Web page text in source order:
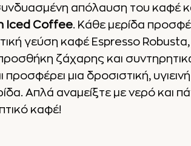
απόλαυση του καφέ
Iced Coffee. Κάθε μερίδα
γεύση καφέ Espresso
ζάχαρης και
μια δροσιστική,
Απλά αναμείξτε με νερό και
καφέ!